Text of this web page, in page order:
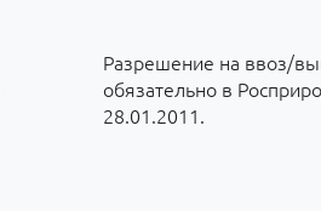
Разрешение на ввоз/
обязательно в
28.01.2011.